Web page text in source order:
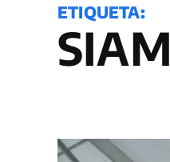
ETIQUETA:
SIAM